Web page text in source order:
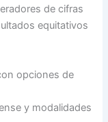
de cifras
equitativos
opciones de
y modalidades